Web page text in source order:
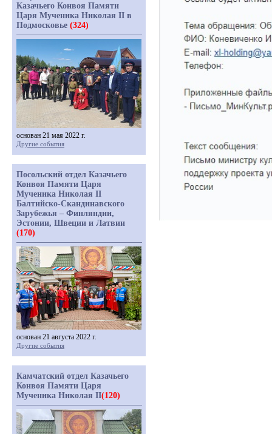
Казачьего Конвоя Памяти
Царя Мученика Николая II в
Подмосковье (324)
основан 21 мая 2022 г.
Другие события
Посольский отдел Казачьего
Конвоя Памяти Царя
Мученика Николая II
Балтийско-Скандинавского
Зарубежья – Финляндии,
Эстонии, Швеции и Латвии
(170)
основан 21 августа 2022 г.
Другие события
Камчатский отдел Казачьего
Конвоя Памяти Царя
Мученика Николая II(120)